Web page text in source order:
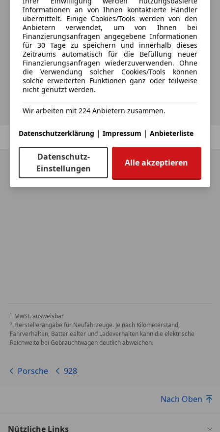
Möchtest du automatisch über neue
Fahrzeuge zu deiner Suche informiert
werden?
Suche speichern
Zurück 1/1 Weiter
MwSt. ausweisbar
Herstellerangabe für Neufahrzeuge. Je nach Kilometerstand,
Fahrverhalten, Batteriealter und Ladeverhalten kann die elektrische
Reichweite bei Gebrauchtwagen deutlich abweichen.
Porsche 928
Nach Oben
Nützliche Links
Informationen an von Ihnen kontaktierte Händler
übermittelt. Einige Cookies/Tools werden von den
Anbietern verwendet, um von Ihnen bei
Finanzierungsanfragen angegebene Informationen
für 30 Tage zu speichern und innerhalb dieses
Zeitraums automatisch für die Befüllung neuer
Finanzierungsanfragen wiederzuverwenden. Ohne
die Verwendung solcher Cookies/Tools können
solche erweiterten Funktionen ganz oder teilweise
nicht genutzt werden.
Wir arbeiten mit 224 Anbietern zusammen.
Datenschutzerklärung | Impressum | Anbieterliste
Datenschutz-
Einstellungen
Alle akzeptieren